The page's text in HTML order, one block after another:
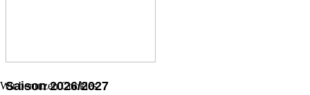
Saison 2026/2027
Wir benutzen Cookies